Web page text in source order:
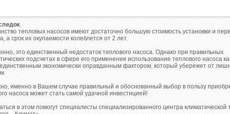
.
тепловых насосов имеют достаточно большую стоимость установки и
а срок их окупаемости колеблется от 2 лет.
это единственный недостаток теплового насоса. Однако при правильных
подсчетах в сфере его применения использование теплового насоса
экономически оправданным фактором, который убережет от
именно в Вашем случае правильный и обоснованный выбор в пользу
насоса может стать самой удачной инвестицией!
в этом помогут специалисты специализированного центра климатической